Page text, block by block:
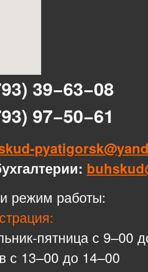
39−63−08
97−50−61
режим работы:
пятница с 9–00
с 13–00 до 14–00